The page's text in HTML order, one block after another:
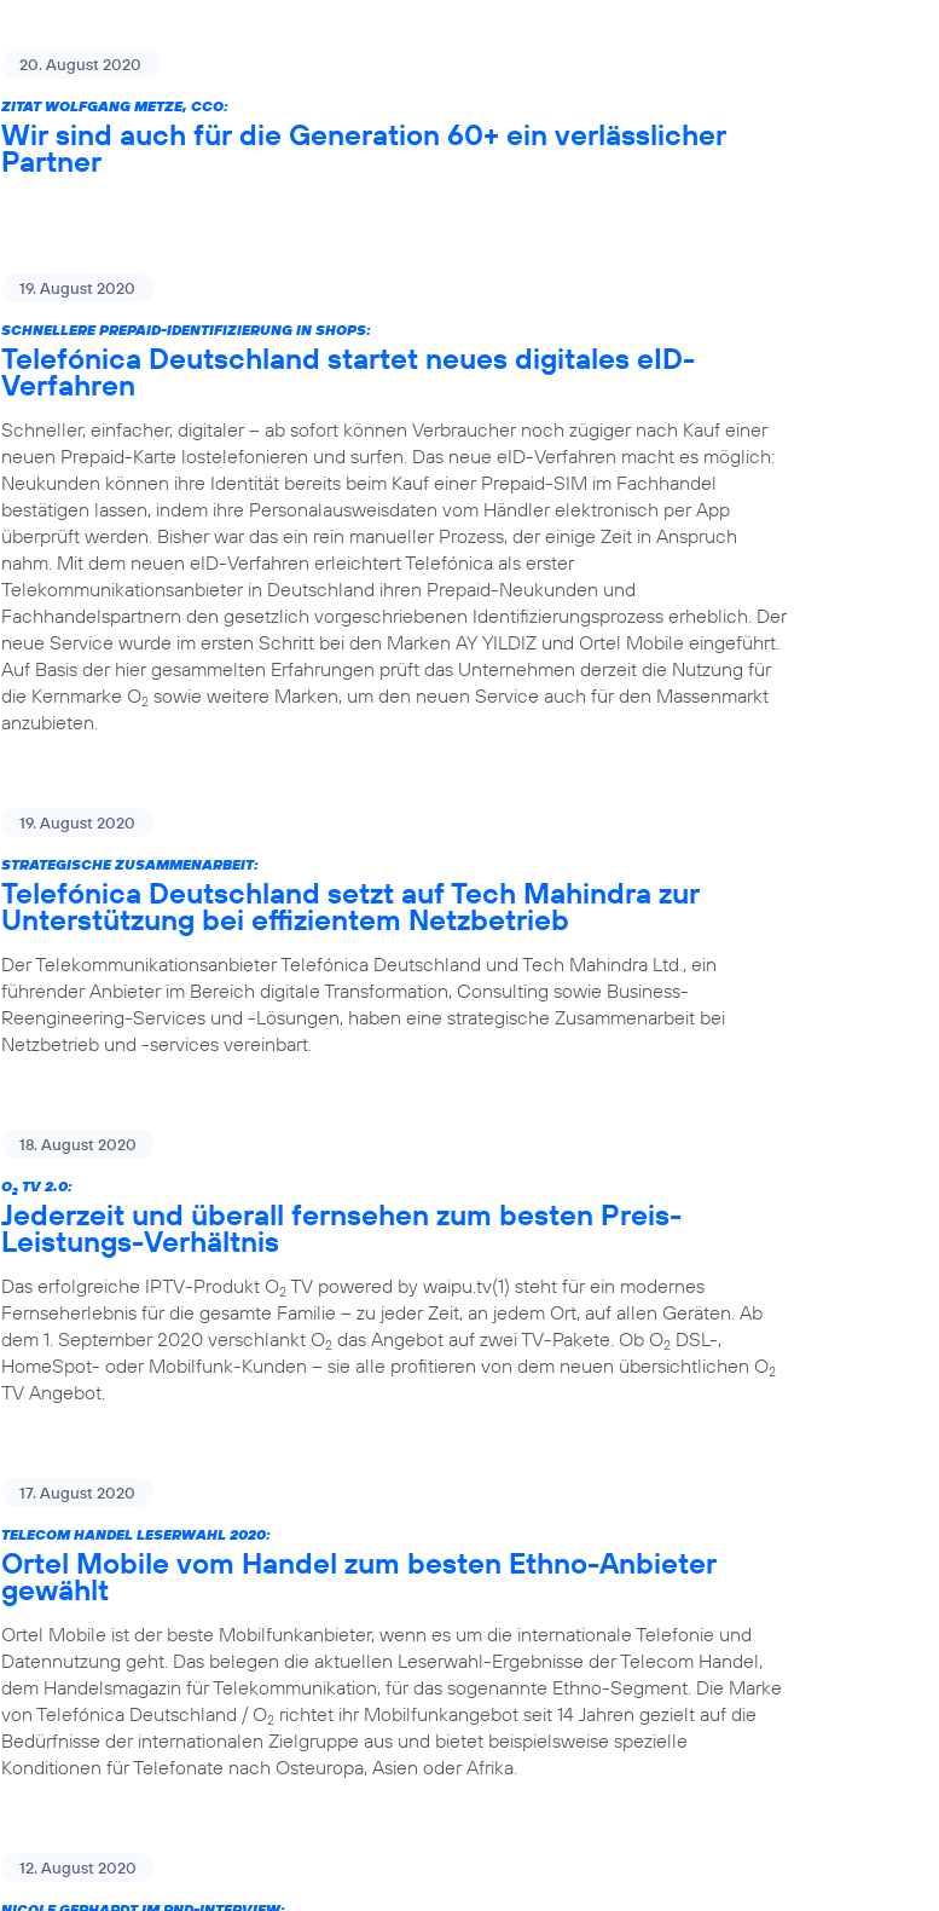
20. August 2020
ZITAT WOLFGANG METZE, CCO:
Wir sind auch für die Generation 60+ ein verlässlicher
Partner
19. August 2020
SCHNELLERE PREPAID-IDENTIFIZIERUNG IN SHOPS:
Telefónica Deutschland startet neues digitales eID-
Verfahren
Schneller, einfacher, digitaler – ab sofort können Verbraucher noch zügiger nach Kauf einer
neuen Prepaid-Karte lostelefonieren und surfen. Das neue eID-Verfahren macht es möglich:
Neukunden können ihre Identität bereits beim Kauf einer Prepaid-SIM im Fachhandel
bestätigen lassen, indem ihre Personalausweisdaten vom Händler elektronisch per App
überprüft werden. Bisher war das ein rein manueller Prozess, der einige Zeit in Anspruch
nahm. Mit dem neuen eID-Verfahren erleichtert Telefónica als erster
Telekommunikationsanbieter in Deutschland ihren Prepaid-Neukunden und
Fachhandelspartnern den gesetzlich vorgeschriebenen Identifizierungsprozess erheblich. Der
neue Service wurde im ersten Schritt bei den Marken AY YILDIZ und Ortel Mobile eingeführt.
Auf Basis der hier gesammelten Erfahrungen prüft das Unternehmen derzeit die Nutzung für
die Kernmarke O2 sowie weitere Marken, um den neuen Service auch für den Massenmarkt
anzubieten.
19. August 2020
STRATEGISCHE ZUSAMMENARBEIT:
Telefónica Deutschland setzt auf Tech Mahindra zur
Unterstützung bei effizientem Netzbetrieb
Der Telekommunikationsanbieter Telefónica Deutschland und Tech Mahindra Ltd., ein
führender Anbieter im Bereich digitale Transformation, Consulting sowie Business-
Reengineering-Services und -Lösungen, haben eine strategische Zusammenarbeit bei
Netzbetrieb und -services vereinbart.
18. August 2020
O2 TV 2.0:
Jederzeit und überall fernsehen zum besten Preis-
Leistungs-Verhältnis
Das erfolgreiche IPTV-Produkt O2 TV powered by waipu.tv(1) steht für ein modernes
Fernseherlebnis für die gesamte Familie – zu jeder Zeit, an jedem Ort, auf allen Geräten. Ab
dem 1. September 2020 verschlankt O2 das Angebot auf zwei TV-Pakete. Ob O2 DSL-,
HomeSpot- oder Mobilfunk-Kunden – sie alle profitieren von dem neuen übersichtlichen O2
TV Angebot.
17. August 2020
TELECOM HANDEL LESERWAHL 2020:
Ortel Mobile vom Handel zum besten Ethno-Anbieter
gewählt
Ortel Mobile ist der beste Mobilfunkanbieter, wenn es um die internationale Telefonie und
Datennutzung geht. Das belegen die aktuellen Leserwahl-Ergebnisse der Telecom Handel,
dem Handelsmagazin für Telekommunikation, für das sogenannte Ethno-Segment. Die Marke
von Telefónica Deutschland / O2 richtet ihr Mobilfunkangebot seit 14 Jahren gezielt auf die
Bedürfnisse der internationalen Zielgruppe aus und bietet beispielsweise spezielle
Konditionen für Telefonate nach Osteuropa, Asien oder Afrika.
12. August 2020